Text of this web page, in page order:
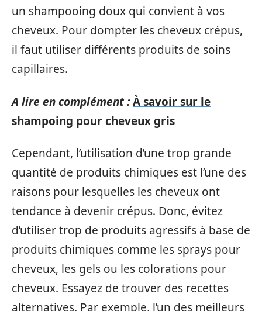
un shampooing doux qui convient à vos
cheveux. Pour dompter les cheveux crépus,
il faut utiliser différents produits de soins
capillaires.
A lire en complément :À savoir sur le
shampoing pour cheveux gris
Cependant, l’utilisation d’une trop grande
quantité de produits chimiques est l’une des
raisons pour lesquelles les cheveux ont
tendance à devenir crépus. Donc, évitez
d’utiliser trop de produits agressifs à base de
produits chimiques comme les sprays pour
cheveux, les gels ou les colorations pour
cheveux. Essayez de trouver des recettes
alternatives. Par exemple, l’un des meilleurs